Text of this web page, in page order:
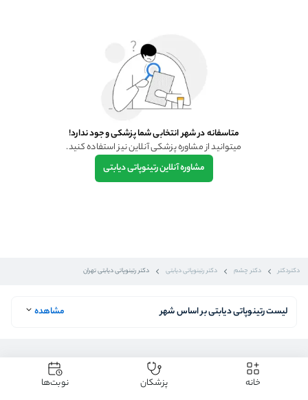
دکتردکتر دکتر چشم دکتر رتینوپاتی دیابتی دکتر رتینوپاتی دیابتی تهران
متاسفانه در شهر انتخابی شما پزشکی وجود ندارد!
میتوانید از مشاوره پزشکی آنلاین نیز استفاده کنید.
مشاوره آنلاینرتینوپاتی دیابتی
لیست رتینوپاتی دیابتی بر اساس شهر مشاهده
خانه پزشکان نوبت‌ها